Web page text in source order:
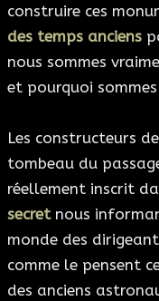
construire ces
des temps anciens
nous sommes
et pourquoi
Les constructeurs
tombeau du
réellement inscrit
secretnous
monde des
comme le pensent
des anciens